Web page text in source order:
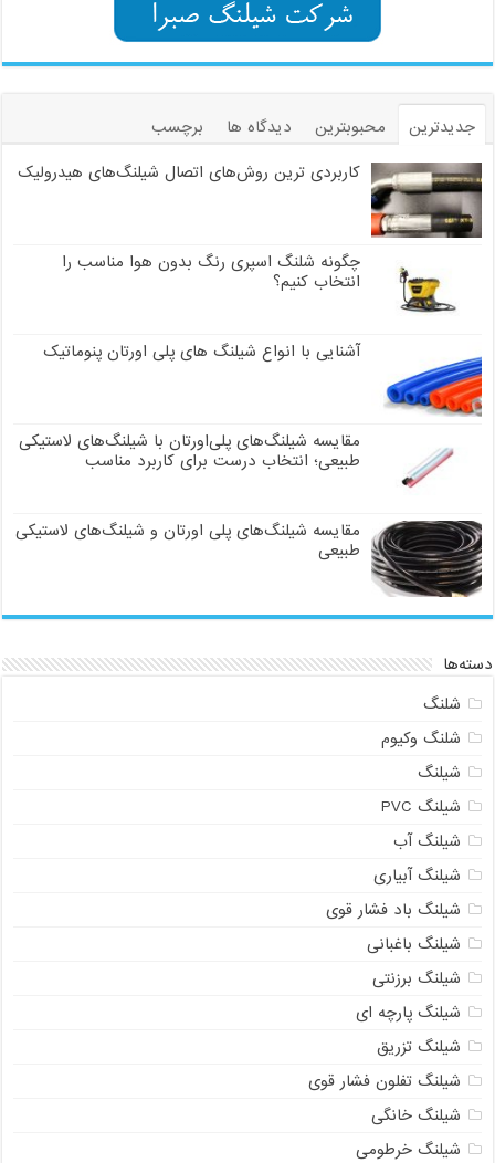
جدیدترین محبوبترین دیدگاه ها
برچسب
کاربردی ترین روش‌های اتصال شیلنگ‌های هیدرولیک
چگونه شلنگ اسپری رنگ بدون هوا مناسب را
انتخاب کنیم؟
آشنایی با انواع شیلنگ های پلی اورتان پنوماتیک
مقایسه شیلنگ‌های پلی‌اورتان با شیلنگ‌های لاستیکی
طبیعی؛ انتخاب درست برای کاربرد مناسب
مقایسه شیلنگ‌های پلی اورتان و شیلنگ‌های لاستیکی
طبیعی
دسته‌ها
شلنگ
شلنگ وکیوم
شیلنگ
شیلنگ PVC
شیلنگ آب
شیلنگ آبیاری
شیلنگ باد فشار قوی
شیلنگ باغبانی
شیلنگ برزنتی
شیلنگ پارچه‌ ای
شیلنگ تزریق
شیلنگ تفلون فشار قوی
شیلنگ خانگی
شیلنگ خرطومی